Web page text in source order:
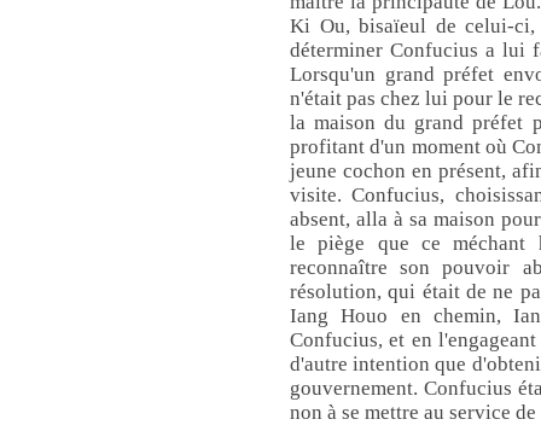
Ki Ou, bisaïeul de celui-
déterminer Confucius a lui
Lorsqu'un grand préfet
n'était pas chez lui pour le
la maison du grand préfet
profitant d'un moment où
jeune cochon en présent,
visite. Confucius,
absent, alla à sa maison
le piège que ce méchant
reconnaître son pouvoir
résolution, qui était de ne
Iang Houo en chemin,
Confucius, et en
d'autre intention que
gouvernement. Confucius
non à se mettre au service